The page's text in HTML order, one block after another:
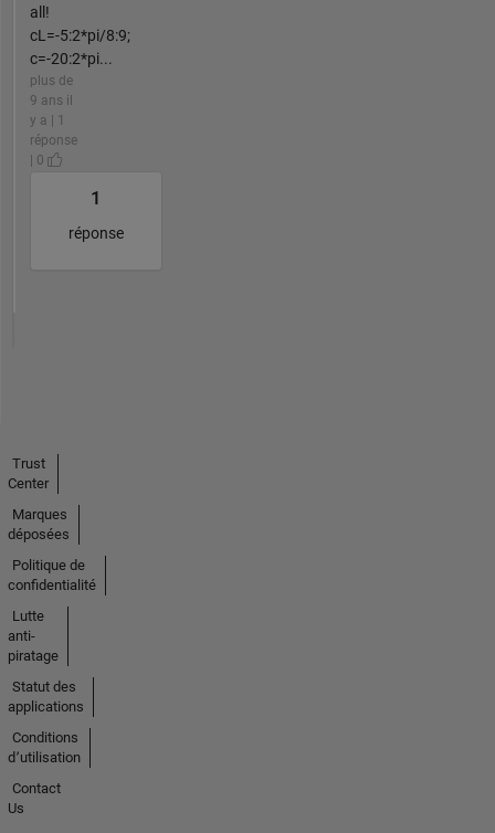
all!
cL=-5:2*pi/8:9;
c=-20:2*pi...
plus de
9 ans il
y a | 1
réponse
| 0
1
réponse
Trust
Center
Marques
déposées
Politique de
confidentialité
Lutte
anti-
piratage
Statut des
applications
Conditions
d՚utilisation
Contact
Us